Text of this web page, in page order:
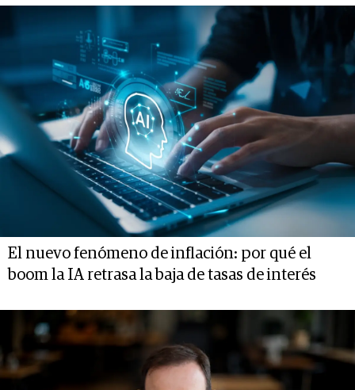
El nuevo fenómeno de inflación: por qué el
boom la IA retrasa la baja de tasas de interés